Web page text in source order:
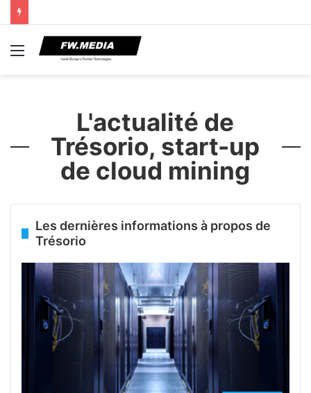
Menu
L'actualité de
Trésorio, start-up
de cloud mining
Les dernières informations à propos de
Trésorio